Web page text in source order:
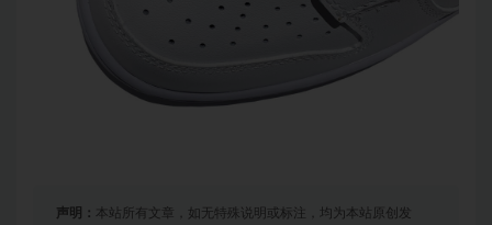
声明： 本站所有文章，如无特殊说明或标注，均为本站原创发